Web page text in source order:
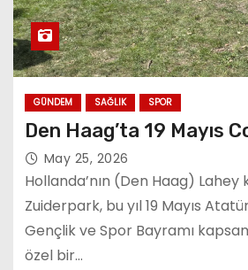
GÜNDEM SAĞLIK SPOR
Den Haag’ta 19 Mayıs
May 25, 2026
Hollanda’nın (Den Haag) Lahey
Zuiderpark, bu yıl 19 Mayıs
Gençlik ve Spor Bayramı
özel bir…